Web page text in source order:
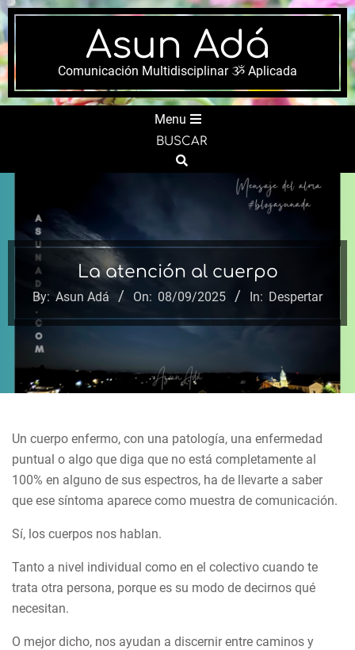
Skip
to
content
Asun Adá
Comunicación Multidisciplinar ૐ Aplicada
Menu
BUSCAR
Search
La atención al cuerpo
By: Asun Adá On: 08/09/2025 In: Despertar
Un cuerpo enfermo, con una patología, una enfermedad
puntual o algo que diga que no está completamente al
100% en alguno de sus espectros, ha de llevarte a saber
que ese síntoma aparece como muestra de comunicación.
Sí, los cuerpos nos hablan.
Tanto a nivel individual como en el colectivo cuando te
trata otra persona, porque es su modo de decirnos qué
necesitan.
O mejor dicho, nos ayudan a discernir entre caminos y